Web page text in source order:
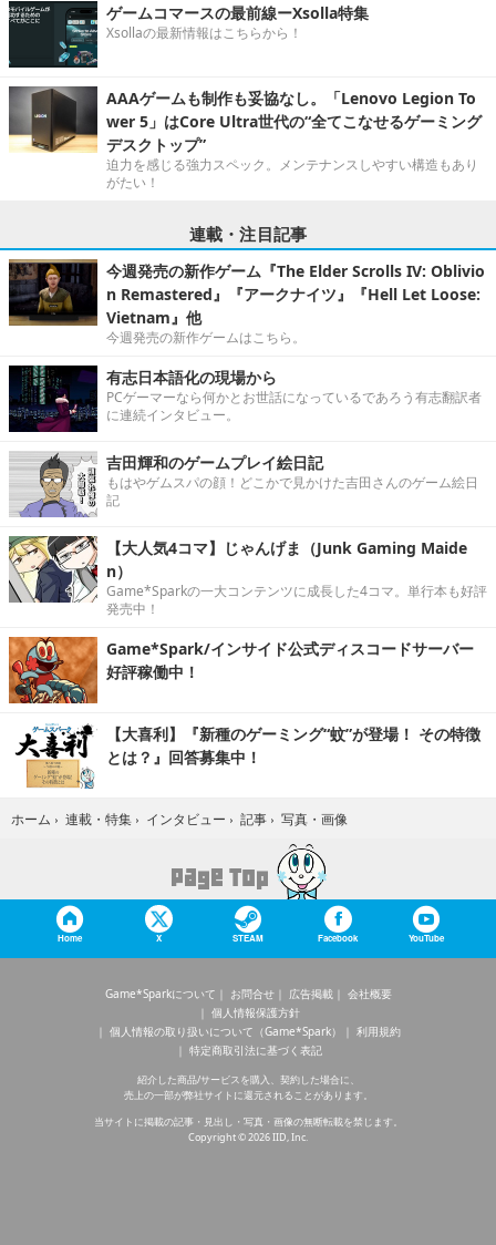
ゲームコマースの最前線ーXsolla特集
Xsollaの最新情報はこちらから！
AAAゲームも制作も妥協なし。「Lenovo Legion To
wer 5」はCore Ultra世代の“全てこなせるゲーミング
デスクトップ”
迫力を感じる強力スペック。メンテナンスしやすい構造もあり
がたい！
連載・注目記事
今週発売の新作ゲーム『The Elder Scrolls IV: Oblivio
n Remastered』『アークナイツ』『Hell Let Loose:
Vietnam』他
今週発売の新作ゲームはこちら。
有志日本語化の現場から
PCゲーマーなら何かとお世話になっているであろう有志翻訳者
に連続インタビュー。
吉田輝和のゲームプレイ絵日記
もはやゲムスパの顔！どこかで見かけた吉田さんのゲーム絵日
記
【大人気4コマ】じゃんげま（Junk Gaming Maide
n）
Game*Sparkの一大コンテンツに成長した4コマ。単行本も好評
発売中！
Game*Spark/インサイド公式ディスコードサーバー
好評稼働中！
【大喜利】『新種のゲーミング“蚊”が登場！ その特徴
とは？』回答募集中！
ホーム › 連載・特集 › インタビュー › 記事 › 写真・画像
Home X STEAM Facebook YouTube
Game*Sparkについて お問合せ 広告掲載
会社概要
個人情報保護方針
個人情報の取り扱いについて（Game*Spark）
利用規約
特定商取引法に基づく表記
紹介した商品/サービスを購入、契約した場合に、
売上の一部が弊社サイトに還元されることがあります。
当サイトに掲載の記事・見出し・写真・画像の無断転載を禁じます。
Copyright © 2026 IID, Inc.